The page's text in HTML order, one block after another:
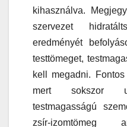
kihasználva.
szervezet
eredményét
testtömeget,
kell megadni.
mert sokszor
testmagasságú
zsír-